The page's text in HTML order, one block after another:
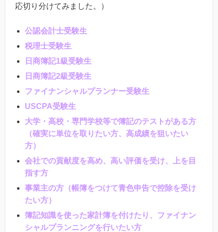
応切り分けてみました。）
公認会計士受験生
税理士受験生
日商簿記1級受験生
日商簿記2級受験生
ファイナンシャルプランナー受験生
USCPA受験生
大学・高校・専門学校等で簿記のテストがある方
（確実に単位を取りたい方、高成績を狙いたい
方）
会社での貢献度を高め、高い評価を受け、上を目
指す方
事業主の方（帳簿をつけて青色申告で控除を受け
たい方）
簿記知識を使った家計簿を付けたり、ファイナン
シャルプランニングを行いたい方